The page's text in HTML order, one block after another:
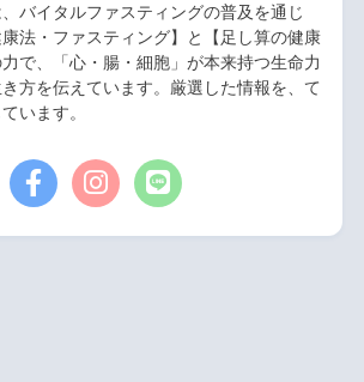
バイタルファスティングの普及を通じ
法・ファスティング】と【足し算の健康
で、「心・腸・細胞」が本来持つ生命力
方を伝えています。厳選した情報を、て
います。